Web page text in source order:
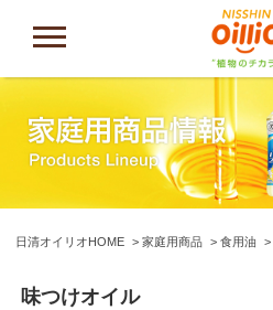
日清オイリオHOME 家庭用商品 食用油
味つけオイル